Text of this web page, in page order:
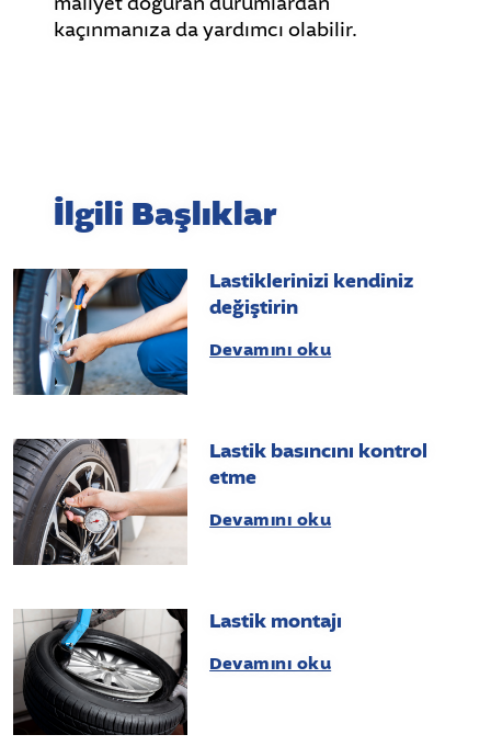
kaçınmanıza da yardımcı olabilir.
İlgili Başlıklar
Lastiklerinizi kendiniz
değiştirin
Devamını oku
Lastik basıncını kontrol
etme
Devamını oku
Lastik montajı
Devamını oku